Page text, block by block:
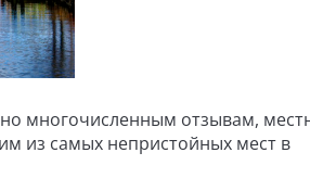
многочисленным отзывам,
из самых непристойных мест в